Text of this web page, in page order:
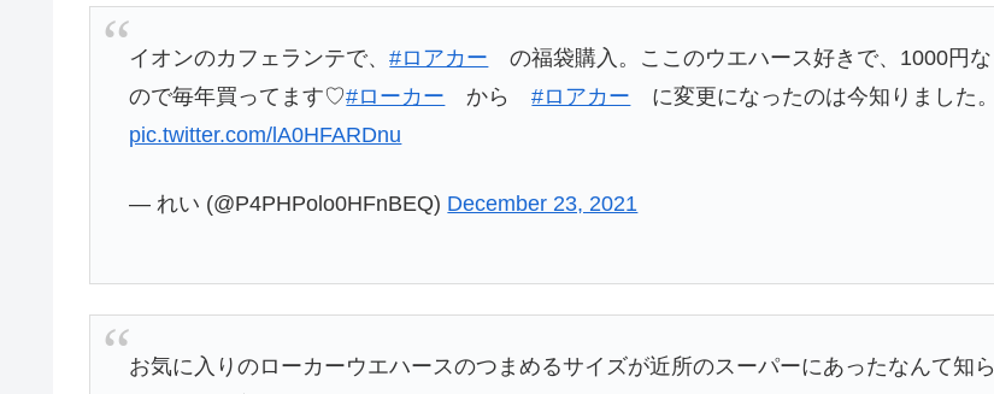
イオンのカフェランテで、#ロアカー の福袋購入。ここのウエハース好きで、1000円な
ので毎年買ってます♡#ローカー から#ロアカー に変更になったのは今知りました。
pic.twitter.com/lA0HFARDnu
— れい (@P4PHPolo0HFnBEQ) December 23, 2021
お気に入りのローカーウエハースのつまめるサイズが近所のスーパーにあったなんて知ら